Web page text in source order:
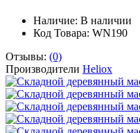
Наличие: В наличии
Код Товара: WN190
Отзывы: (0)
Производители Heliox